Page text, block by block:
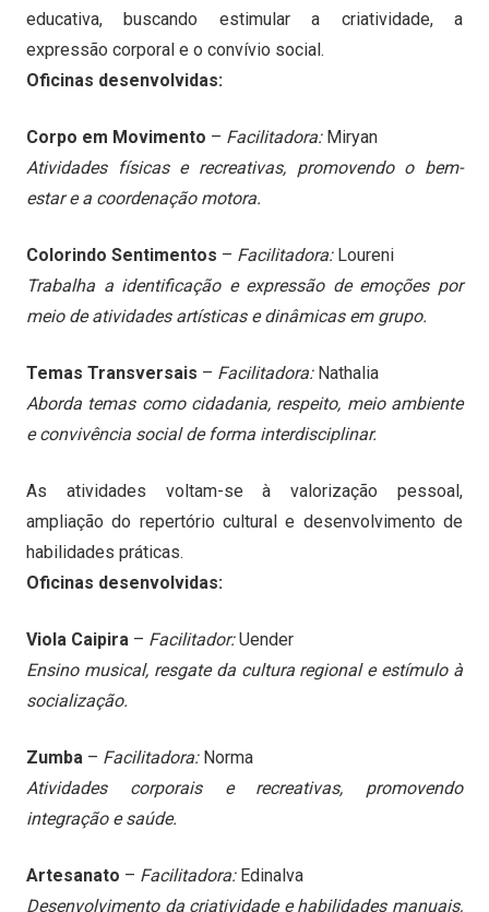
educativa, buscando estimular a criatividade, a
expressão corporal e o convívio social.
Oficinas desenvolvidas:
Corpo em Movimento – Facilitadora:Miryan
Atividades físicas e recreativas, promovendo o bem-
estar e a coordenação motora.
Colorindo Sentimentos – Facilitadora:Loureni
Trabalha a identificação e expressão de emoções por
meio de atividades artísticas e dinâmicas em grupo.
Temas Transversais – Facilitadora:Nathalia
Aborda temas como cidadania, respeito, meio ambiente
e convivência social de forma interdisciplinar.
As atividades voltam-se à valorização pessoal,
ampliação do repertório cultural e desenvolvimento de
habilidades práticas.
Oficinas desenvolvidas:
Viola Caipira – Facilitador:Uender
Ensino musical, resgate da cultura regional e estímulo à
socialização.
Zumba – Facilitadora:Norma
Atividades corporais e recreativas, promovendo
integração e saúde.
Artesanato – Facilitadora:Edinalva
Desenvolvimento da criatividade e habilidades manuais,